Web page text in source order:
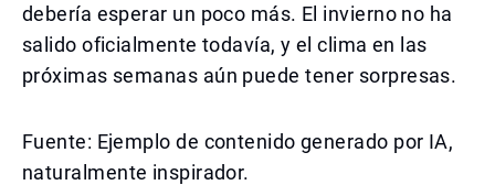
debería esperar un poco más. El invierno no ha
salido oficialmente todavía, y el clima en las
próximas semanas aún puede tener sorpresas.
Fuente: Ejemplo de contenido generado por IA,
naturalmente inspirador.